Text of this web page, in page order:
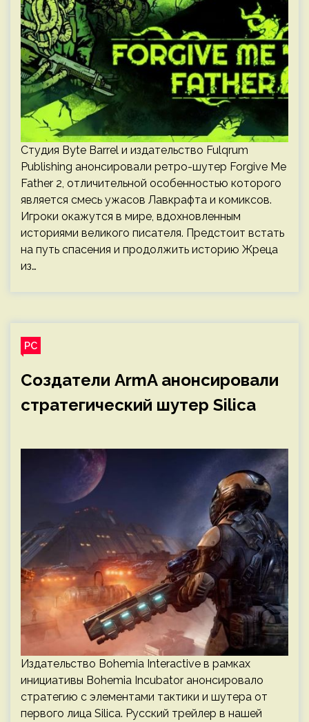
Студия Byte Barrel и издательство Fulqrum
Publishing анонсировали ретро-шутер Forgive Me
Father 2, отличительной особенностью которого
является смесь ужасов Лавкрафта и комиксов.
Игроки окажутся в мире, вдохновленным
историями великого писателя. Предстоит встать
на путь спасения и продолжить историю Жреца
из…
PC
Создатели ArmA анонсировали
стратегический шутер Silica
Издательство Bohemia Interactive в рамках
инициативы Bohemia Incubator анонсировало
стратегию с элементами тактики и шутера от
первого лица Silica. Русский трейлер в нашей